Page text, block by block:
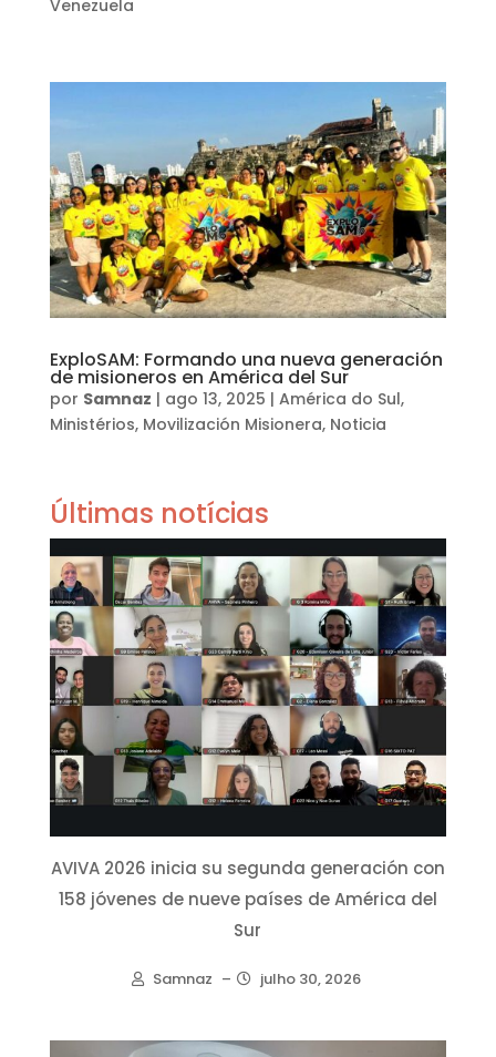
Venezuela
ExploSAM: Formando una nueva generación
de misioneros en América del Sur
por Samnaz | ago 13, 2025 | América do Sul,
Ministérios, Movilización Misionera, Noticia
Últimas notícias
AVIVA 2026 inicia su segunda generación con
158 jóvenes de nueve países de América del
Sur
Samnaz – julho 30, 2026